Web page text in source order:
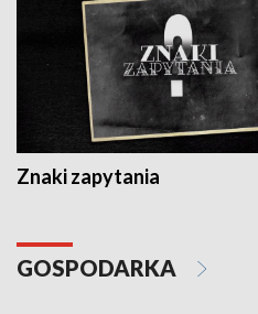
Znaki zapytania
GOSPODARKA